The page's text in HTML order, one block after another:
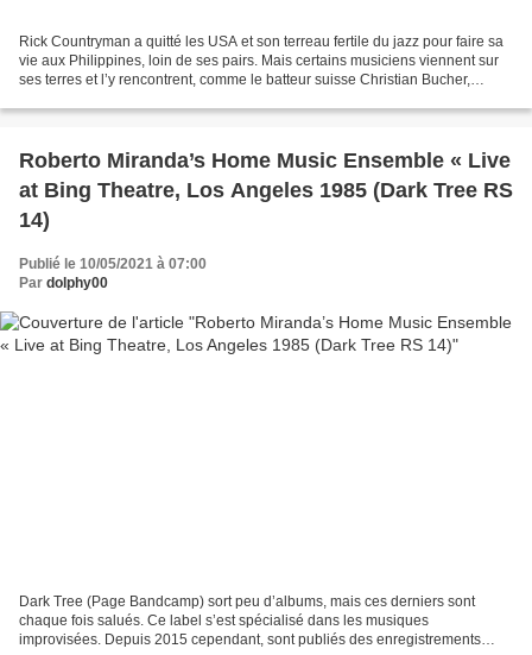
Rick Countryman a quitté les USA et son terreau fertile du jazz pour faire sa
vie aux Philippines, loin de ses pairs. Mais certains musiciens viennent sur
ses terres et l’y rencontrent, comme le batteur suisse Christian Bucher,
Roberto Miranda’s Home Music Ensemble « Live
at Bing Theatre, Los Angeles 1985 (Dark Tree RS
14)
Publié le 10/05/2021 à 07:00
Par dolphy00
Dark Tree (Page Bandcamp) sort peu d’albums, mais ces derniers sont
chaque fois salués. Ce label s’est spécialisé dans les musiques
improvisées. Depuis 2015 cependant, sont publiés des enregistrements